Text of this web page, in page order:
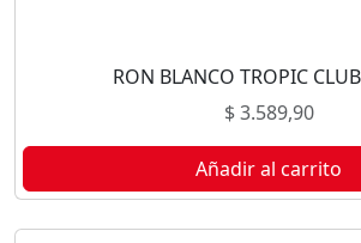
RON BLANCO TROPIC
$3.589,90
Añadir al carrito